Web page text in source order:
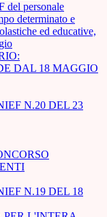
del personale
determinato e
ed educative,
DAL 18 MAGGIO
N.20 DEL 23
N.19 DEL 18